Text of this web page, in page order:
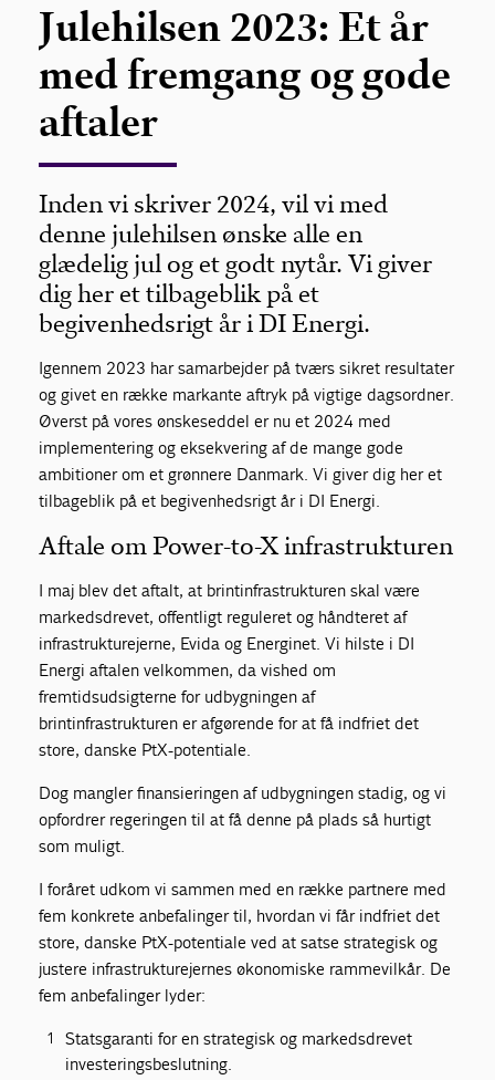
Julehilsen 2023: Et år
med fremgang og gode
aftaler
Inden vi skriver 2024, vil vi med
denne julehilsen ønske alle en
glædelig jul og et godt nytår. Vi giver
dig her et tilbageblik på et
begivenhedsrigt år i DI Energi.
Igennem 2023 har samarbejder på tværs sikret resultater
og givet en række markante aftryk på vigtige dagsordner.
Øverst på vores ønskeseddel er nu et 2024 med
implementering og eksekvering af de mange gode
ambitioner om et grønnere Danmark. Vi giver dig her et
tilbageblik på et begivenhedsrigt år i DI Energi.
Aftale om Power-to-X infrastrukturen
I maj blev det aftalt, at brintinfrastrukturen skal være
markedsdrevet, offentligt reguleret og håndteret af
infrastrukturejerne, Evida og Energinet. Vi hilste i DI
Energi aftalen velkommen, da vished om
fremtidsudsigterne for udbygningen af
brintinfrastrukturen er afgørende for at få indfriet det
store, danske PtX-potentiale.
Dog mangler finansieringen af udbygningen stadig, og vi
opfordrer regeringen til at få denne på plads så hurtigt
som muligt.
I foråret udkom vi sammen med en række partnere med
fem konkrete anbefalinger til, hvordan vi får indfriet det
store, danske PtX-potentiale ved at satse strategisk og
justere infrastrukturejernes økonomiske rammevilkår. De
fem anbefalinger lyder:
Statsgaranti for en strategisk og markedsdrevet
investeringsbeslutning.